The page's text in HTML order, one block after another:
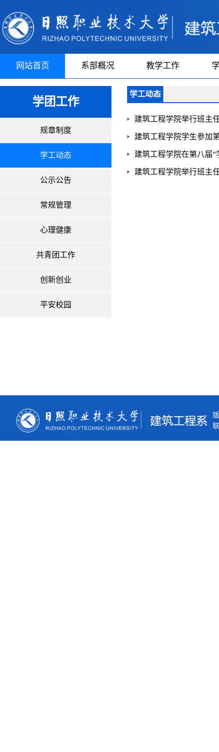
网站首页 系部概况 教学工作
学团工作
规章制度
学工动态
公示公告
常规管理
心理健康
共青团工作
创新创业
平安校园
学工动态
建筑工程学院举行班主
建筑工程学院学生参加
建筑工程学院在第八届
建筑工程学院举行班主